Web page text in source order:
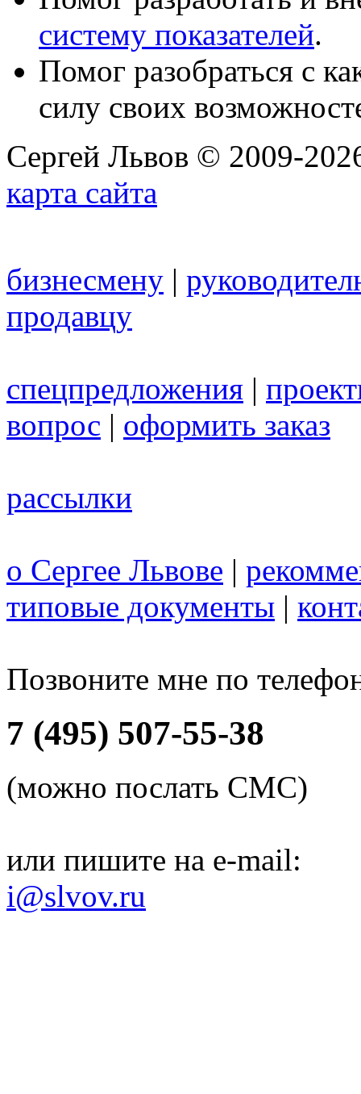
систему показателей.
Помог разобраться с
силу своих
Сергей Львов © 2009-
карта сайта
бизнесмену |
продавцу
спецпредложения |
вопрос | оформить заказ
рассылки
о Сергее Львове |
типовые документы |
Позвоните мне по
7 (495) 507-55-38
(можно послать СМС)
или пишите на e-mail:
i@slvov.ru